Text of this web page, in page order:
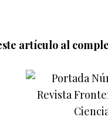
artículo al